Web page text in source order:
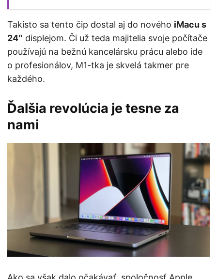
Takisto sa tento čip dostal aj do nového iMacu s
24″ displejom. Či už teda majitelia svoje počítače
používajú na bežnú kancelársku prácu alebo ide
o profesionálov, M1-tka je skvelá takmer pre
každého.
Ďalšia revolúcia je tesne za
nami